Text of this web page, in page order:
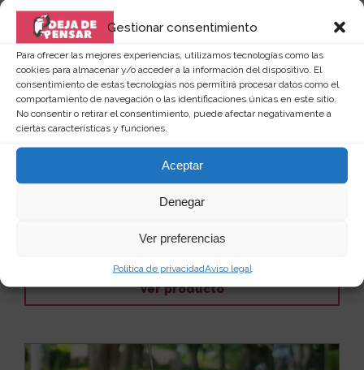
Gestionar consentimiento
Para ofrecer las mejores experiencias, utilizamos tecnologías como las
cookies para almacenar y/o acceder a la información del dispositivo. El
consentimiento de estas tecnologías nos permitirá procesar datos como el
comportamiento de navegación o las identificaciones únicas en este sitio.
No consentir o retirar el consentimiento, puede afectar negativamente a
ciertas características y funciones.
Aceptar
Denegar
Ver preferencias
Política de privacidadAviso legal
Gafas de sol redondas para gato y
Ver producto